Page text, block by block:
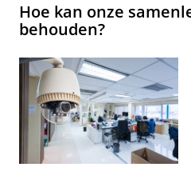
Hoe kan onze
behouden?